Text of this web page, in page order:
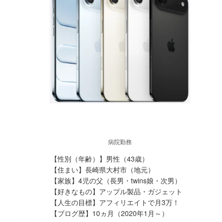
病院勤務
【性別（年齢）】男性（43歳）
【住まい】長崎県大村市（地元）
【家族】4児の父（長男・twins娘・次男）
【好きなもの】アップル製品・ガジェット
【人生の目標】アフィリエイトで月3万！
【ブログ歴】10ヵ月（2020年1月～）